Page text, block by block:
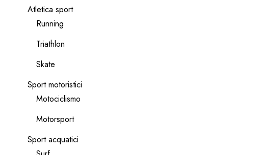
Atletica sport
Running
Triathlon
Skate
Sport motoristici
Motociclismo
Motorsport
Sport acquatici